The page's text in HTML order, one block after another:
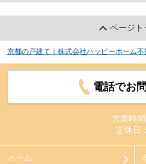
ページト
京都の戸建て｜株式会社ハッピーホーム不
電話でお
営業時間
定休日：
ホーム